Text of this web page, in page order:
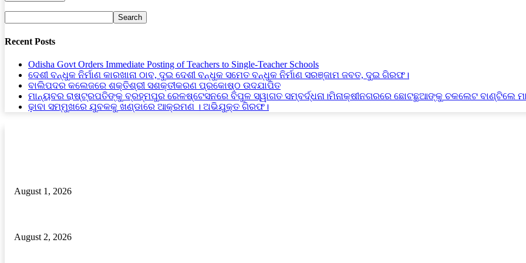
Recent Posts
Odisha Govt Orders Immediate Posting of Teachers to Single-Teacher Schools
ଦେଶୀ ବନ୍ଧୁକ ନିର୍ମାଣ କାରଖାନା ଠାବ, ଦୁଇ ଦେଶୀ ବନ୍ଧୁକ ସମେତ ବନ୍ଧୁକ ନିର୍ମାଣ ସରଞ୍ଜାମ ଜବତ, ଦୁଇ ଗିରଫ।
ବାଲିପଦର କଲେଜରେ ଶକ୍ତିଶ୍ରୀ ସଶକ୍ତୀକରଣ ପ୍ରକୋଷ୍ଠ ଉଦଯାପିତ
ମାନ୍ୟବର ରାଷ୍ଟ୍ରପତିଙ୍କୁ ବ୍ରହ୍ମପୁର ରେଳଷ୍ଟେସନରେ ବିପୁଳ ସ୍ୱାଗତ ସମ୍ବର୍ଦ୍ଧନା।ମିନାକ୍ଷୀନଗରରେ ଛୋଟଛୁଆଙ୍କୁ ଚକଲେଟ ବାଣ୍ଟିଲେ
ଢ଼ାବା ସମ୍ମୁଖରେ ଯୁବକକୁ ଖଣ୍ଡାରେ ଆକ୍ରମଣ । ଅଭିଯୁକ୍ତ ଗିରଫ।
August 1, 2026
August 2, 2026